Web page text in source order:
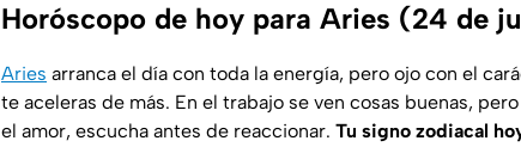
Horóscopo de hoy para Aries (24 de
Aries arranca el día con toda la energía, pero ojo con el
te aceleras de más. En el trabajo se ven cosas buenas,
el amor, escucha antes de reaccionar. Tu signo zodiacal